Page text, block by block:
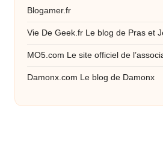
Blogamer.fr
Vie De Geek.fr Le blog de Pras et
MO5.com Le site officiel de
Damonx.com Le blog de Damonx